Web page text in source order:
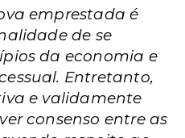
emprestada é
de se
da economia e
Entretanto,
e validamente
consenso entre as